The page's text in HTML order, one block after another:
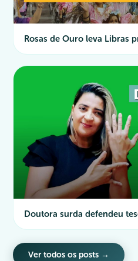
Rosas de Ouro leva Libras
Doutora surda defendeu
Ver todos os posts →